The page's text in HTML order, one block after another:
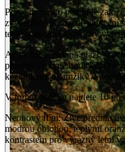
Právě na tomto pocitu je
zvýrazňuje přirozené sluneční
teplé a studené tóny, aby
Ať už fotíte dny na pláži,
portréty ve zlaté hodince, tyto
každodenní okamžiky v
V tomto balíčku najdete 10
Neonový film: Živé
modrou oblohou, teplými
kontrastem pro výrazný letní